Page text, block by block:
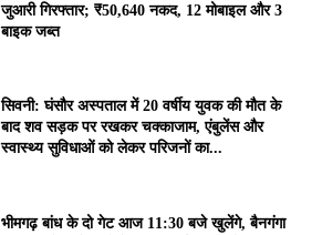
जुआरी गिरफ्तार; ₹50,640 नकद, 12 मोबाइल और 3
बाइक जब्त
सिवनी: घंसौर अस्पताल में 20 वर्षीय युवक की मौत के
बाद शव सड़क पर रखकर चक्काजाम, एंबुलेंस और
स्वास्थ्य सुविधाओं को लेकर परिजनों का...
भीमगढ़ बांध के दो गेट आज 11:30 बजे खुलेंगे, बैनगंगा